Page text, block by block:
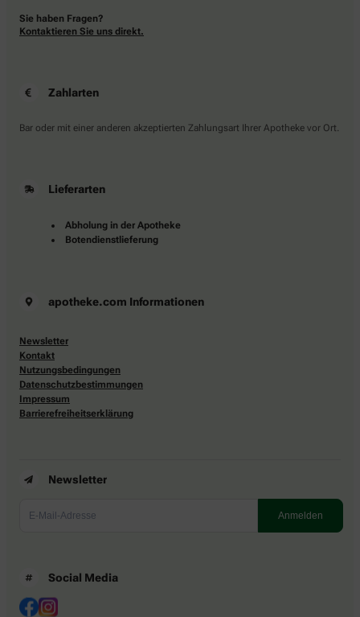
Sie haben Fragen?
Kontaktieren Sie uns direkt.
Zahlarten
Bar oder mit einer anderen akzeptierten Zahlungsart Ihrer Apotheke vor Ort.
Lieferarten
Abholung in der Apotheke
Botendienstlieferung
apotheke.com Informationen
Newsletter
Kontakt
Nutzungsbedingungen
Datenschutzbestimmungen
Impressum
Barrierefreiheitserklärung
Newsletter
Social Media